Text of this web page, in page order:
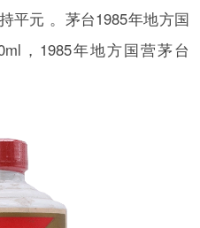
平元 。茅台1985年地方国
，1985年地方国营茅台